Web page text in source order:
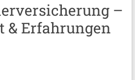
–
& Erfahrungen